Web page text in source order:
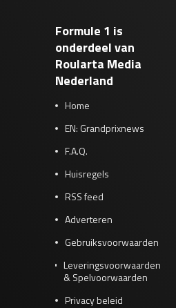
Formule 1 is
onderdeel van
Roularta Media
Nederland
Home
EN: Grandprixnews
F.A.Q.
Huisregels
RSS feed
Adverteren
Gebruiksvoorwaarden
Leveringsvoorwaarden
& Spelvoorwaarden
Privacy beleid